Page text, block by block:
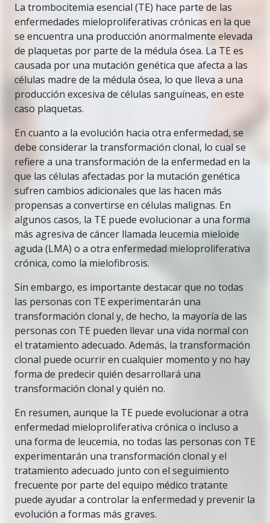
La trombocitemia esencial (TE) hace parte de las
enfermedades mieloproliferativas crónicas en la que
se encuentra una producción anormalmente elevada
de plaquetas por parte de la médula ósea. La TE es
causada por una mutación genética que afecta a las
células madre de la médula ósea, lo que lleva a una
producción excesiva de células sanguíneas, en este
caso plaquetas.
En cuanto a la evolución hacia otra enfermedad, se
debe considerar la transformación clonal, lo cual se
refiere a una transformación de la enfermedad en la
que las células afectadas por la mutación genética
sufren cambios adicionales que las hacen más
propensas a convertirse en células malignas. En
algunos casos, la TE puede evolucionar a una forma
más agresiva de cáncer llamada leucemia mieloide
aguda (LMA) o a otra enfermedad mieloproliferativa
crónica, como la mielofibrosis.
Sin embargo, es importante destacar que no todas
las personas con TE experimentarán una
transformación clonal y, de hecho, la mayoría de las
personas con TE pueden llevar una vida normal con
el tratamiento adecuado. Además, la transformación
clonal puede ocurrir en cualquier momento y no hay
forma de predecir quién desarrollará una
transformación clonal y quién no.
En resumen, aunque la TE puede evolucionar a otra
enfermedad mieloproliferativa crónica o incluso a
una forma de leucemia, no todas las personas con TE
experimentarán una transformación clonal y el
tratamiento adecuado junto con el seguimiento
frecuente por parte del equipo médico tratante
puede ayudar a controlar la enfermedad y prevenir la
evolución a formas más graves.